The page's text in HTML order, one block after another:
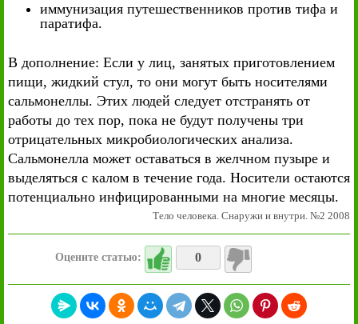
иммунизация путешественников против тифа и
паратифа.
В дополнение: Если у лиц, занятых приготовлением
пищи, жидкий стул, то они могут быть носителями
сальмонеллы. Этих людей следует отстранять от
работы до тех пор, пока не будут получены три
отрицательных микробиологических анализа.
Сальмонелла может оставаться в желчном пузыре и
выделяться с калом в течение года. Носители остаются
потенциально инфицированными на многие месяцы.
Тело человека. Снаружи и внутри. №2 2008
Оцените статью: 0